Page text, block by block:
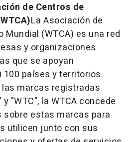
de Centros de
La Asociación de
Mundial (WTCA) es una red
y organizaciones
que se apoyan
países y territorios.
marcas registradas
"WTC", la WTCA concede
estas marcas para
utilicen junto con sus